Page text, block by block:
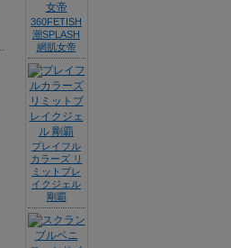
360FETISH
潮SPLASH
網肌女帝
プレイフル
カラーズ リ
ミットブレ
イクジェル
剛覇